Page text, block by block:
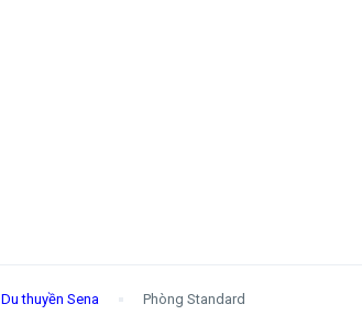
Du thuyền Sena Phòng Standard